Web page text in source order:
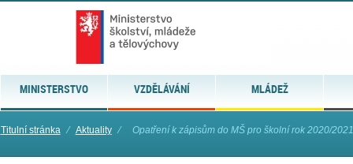
MINISTERSTVO VZDĚLÁVÁNÍ MLÁDEŽ
Titulní stránka ⁄ Aktuality ⁄ Opatření k zápisům do MŠ pro školní rok 2020/2021